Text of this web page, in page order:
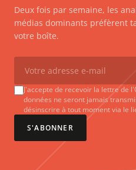
Deux fois par semaine, les
médias dominants préfèrent
votre boîte.
J'accepte de recevoir la lettre de
données ne seront jamais
désinscrire à tout moment via le
S'ABONNER